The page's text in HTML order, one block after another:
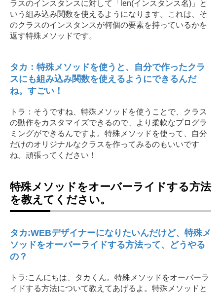
ラスのインスタンスに対して「len(インスタンス名)」と
いう組み込み関数を使えるようになります。これは、そ
のクラスのインスタンスが何個の要素を持っているかを
返す特殊メソッドです。
タカ：特殊メソッドを使うと、自分で作ったクラ
スにも組み込み関数を使えるようにできるんだ
ね。すごい！
トラ：そうですね、特殊メソッドを使うことで、クラス
の動作をカスタマイズできるので、より柔軟なプログラ
ミングができるんですよ。特殊メソッドを使って、自分
だけのオリジナルなクラスを作ってみるのもいいです
ね。頑張ってください！
特殊メソッドをオーバーライドする方法
を教えてください。
タカ:WEBデザイナーになりたいんだけど、特殊メ
ソッドをオーバーライドする方法って、どうやる
の？
トラ:こんにちは、タカくん。特殊メソッドをオーバーラ
イドする方法について教えてあげるよ。特殊メソッドと